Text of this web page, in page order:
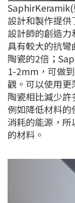
SaphirKeramik(
設計和製作提
設計師的創造力
具有較大的抗
陶瓷的2倍；
1-2mm，可做
觀。可以使用
陶瓷相比減少許
例如降低材料
消耗的能源，
的材料。